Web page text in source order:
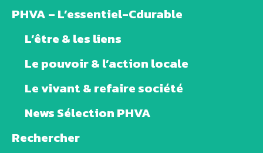
PHVA – L’essentiel-Cdurable
L’être & les liens
Le pouvoir & l’action locale
Le vivant & refaire société
News Sélection PHVA
Rechercher